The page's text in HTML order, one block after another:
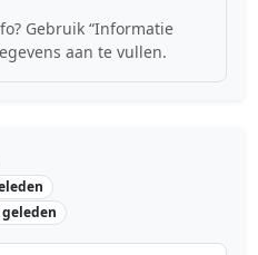
Gebruik “Informatie
aan te vullen.